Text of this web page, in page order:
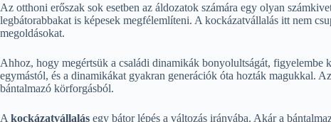
Az otthoni erőszak sok esetben az áldozatok számára egy olyan
legbátorabbakat is képesek megfélemlíteni. A kockázatvállalás itt nem
megoldásokat.
Ahhoz, hogy megértsük a családi dinamikák bonyolultságát,
egymástól, és a dinamikákat gyakran generációk óta hozták magukkal.
bántalmazó körforgásból.
A kockázatvállalás egy bátor lépés a változás irányába. Akár a